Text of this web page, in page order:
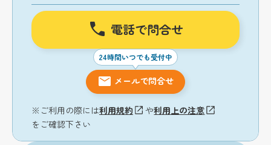
電話で問合せ
24時間いつでも受付中
メールで問合せ
※ご利用の際には利用規約 や利用上の注意
をご確認下さい